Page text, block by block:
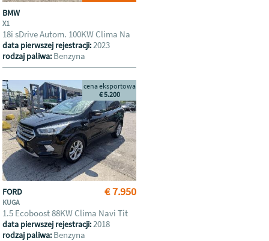
BMW
X1
18i sDrive Autom. 100KW Clima Na
data pierwszej rejestracji:2023
rodzaj paliwa: Benzyna
€ 7.950
cena eksportowa
€ 5.200
FORD
KUGA
1.5 Ecoboost 88KW Clima Navi Tit
data pierwszej rejestracji:2018
rodzaj paliwa: Benzyna